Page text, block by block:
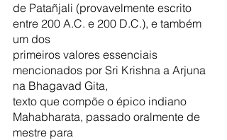
de Patañjali (provavelmente escrito
entre 200 A.C. e 200 D.C.), e também
um dos
primeiros valores essenciais
mencionados por Sri Krishna a Arjuna
na Bhagavad Gita,
texto que compõe o épico indiano
Mahabharata, passado oralmente de
mestre para